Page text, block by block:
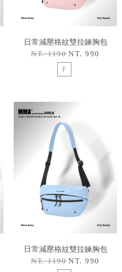
日常減壓格紋雙拉鍊胸包
NT. 1190 NT. 990
F
日常減壓格紋雙拉鍊胸包
NT. 1190 NT. 990